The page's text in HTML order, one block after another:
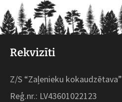
Rekvizīti
Z/S “Zaļenieku kokaudzētava”
Reģ.nr.: LV43601022123